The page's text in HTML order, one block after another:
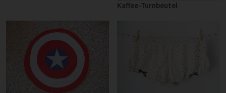
Kaffee-Turnbeutel